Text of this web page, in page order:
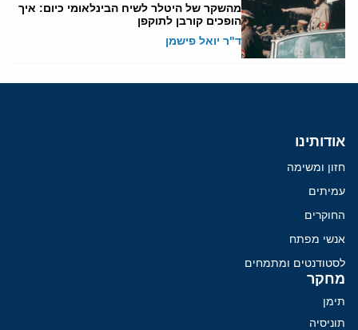
מהשקר של היטלר לשיח הבינלאומי כיום: איך
הופכים קורבן לתוקפן
ד"ר יואל פישמן
אודותינו
חזון ומשימה
עמיתים
החוקרים
אנשי מפתח
לסטודנטים ומתמחים
מחקר
תימן
תוניסיה